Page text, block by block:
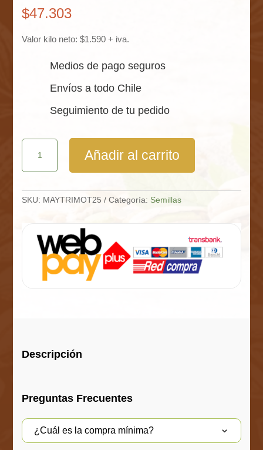
$47.303
Valor kilo neto: $1.590 + iva.
Medios de pago seguros
Envíos a todo Chile
Seguimiento de tu pedido
Trigo
Mote
Kg
cantidad
Añadir al carrito
SKU: MAYTRIMOT25 Categoría: Semillas
Descripción
Preguntas Frecuentes
¿Cuál es la compra mínima?